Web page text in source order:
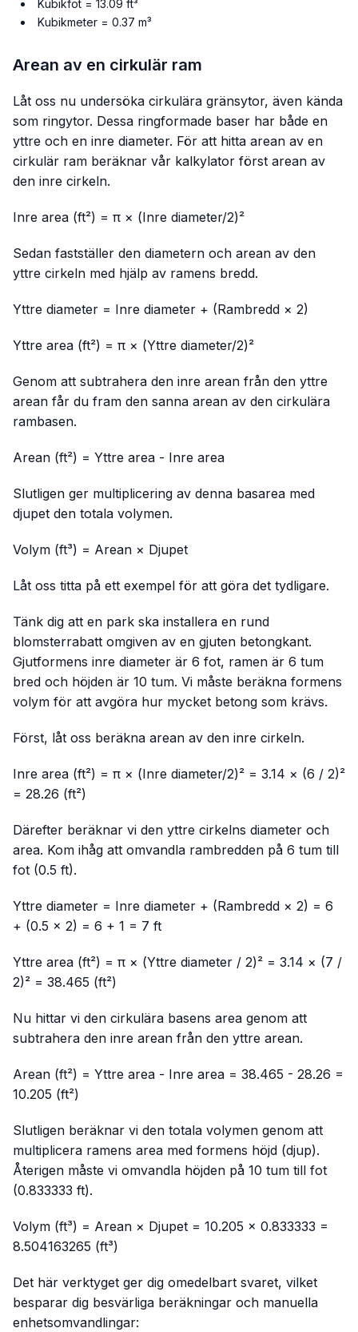
Kubikfot = 13.09 ft³
Kubikmeter = 0.37 m³
Arean av en cirkulär ram
Låt oss nu undersöka cirkulära gränsytor, även kända
som ringytor. Dessa ringformade baser har både en
yttre och en inre diameter. För att hitta arean av en
cirkulär ram beräknar vår kalkylator först arean av
den inre cirkeln.
Inre area (ft²) = π × (Inre diameter/2)²
Sedan fastställer den diametern och arean av den
yttre cirkeln med hjälp av ramens bredd.
Yttre diameter = Inre diameter + (Rambredd × 2)
Yttre area (ft²) = π × (Yttre diameter/2)²
Genom att subtrahera den inre arean från den yttre
arean får du fram den sanna arean av den cirkulära
rambasen.
Arean (ft²) = Yttre area - Inre area
Slutligen ger multiplicering av denna basarea med
djupet den totala volymen.
Volym (ft³) = Arean × Djupet
Låt oss titta på ett exempel för att göra det tydligare.
Tänk dig att en park ska installera en rund
blomsterrabatt omgiven av en gjuten betongkant.
Gjutformens inre diameter är 6 fot, ramen är 6 tum
bred och höjden är 10 tum. Vi måste beräkna formens
volym för att avgöra hur mycket betong som krävs.
Först, låt oss beräkna arean av den inre cirkeln.
Inre area (ft²) = π × (Inre diameter/2)² = 3.14 × (6 / 2)²
= 28.26 (ft²)
Därefter beräknar vi den yttre cirkelns diameter och
area. Kom ihåg att omvandla rambredden på 6 tum till
fot (0.5 ft).
Yttre diameter = Inre diameter + (Rambredd × 2) = 6
+ (0.5 × 2) = 6 + 1 = 7 ft
Yttre area (ft²) = π × (Yttre diameter / 2)² = 3.14 × (7 /
2)² = 38.465 (ft²)
Nu hittar vi den cirkulära basens area genom att
subtrahera den inre arean från den yttre arean.
Arean (ft²) = Yttre area - Inre area = 38.465 - 28.26 =
10.205 (ft²)
Slutligen beräknar vi den totala volymen genom att
multiplicera ramens area med formens höjd (djup).
Återigen måste vi omvandla höjden på 10 tum till fot
(0.833333 ft).
Volym (ft³) = Arean × Djupet = 10.205 × 0.833333 =
8.504163265 (ft³)
Det här verktyget ger dig omedelbart svaret, vilket
besparar dig besvärliga beräkningar och manuella
enhetsomvandlingar: